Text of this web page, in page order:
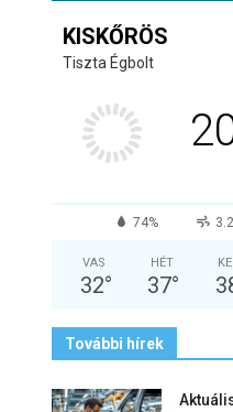
KISKŐRÖS
Tiszta Égbolt
74%
VAS
32°
HÉT
37°
További hírek